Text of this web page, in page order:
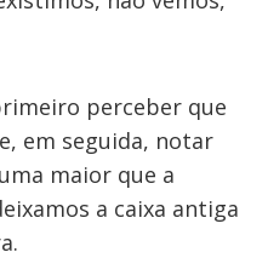
perceber que
em seguida, notar
maior que a
a caixa antiga